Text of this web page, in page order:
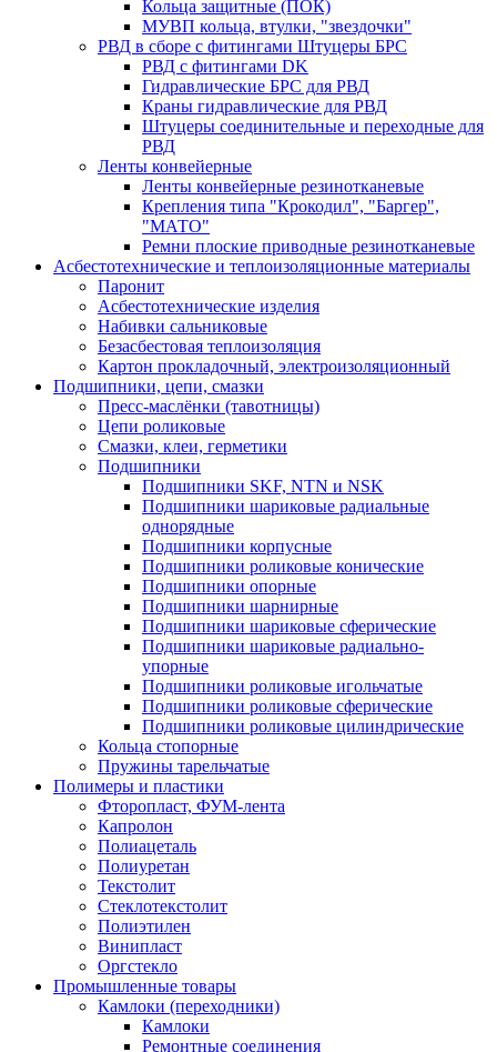
Кольца защитные (ПОК)
МУВП кольца, втулки, "звездочки"
РВД в сборе с фитингами Штуцеры БРС
РВД с фитингами DK
Гидравлические БРС для РВД
Краны гидравлические для РВД
Штуцеры соединительные и переходные для
РВД
Ленты конвейерные
Ленты конвейерные резинотканевые
Крепления типа "Крокодил", "Баргер",
"МАТО"
Ремни плоские приводные резинотканевые
Асбестотехнические и теплоизоляционные материалы
Паронит
Асбестотехнические изделия
Набивки сальниковые
Безасбестовая теплоизоляция
Картон прокладочный, электроизоляционный
Подшипники, цепи, смазки
Пресс-маслёнки (тавотницы)
Цепи роликовые
Смазки, клеи, герметики
Подшипники
Подшипники SKF, NTN и NSK
Подшипники шариковые радиальные
однорядные
Подшипники корпусные
Подшипники роликовые конические
Подшипники опорные
Подшипники шарнирные
Подшипники шариковые сферические
Подшипники шариковые радиально-
упорные
Подшипники роликовые игольчатые
Подшипники роликовые сферические
Подшипники роликовые цилиндрические
Кольца стопорные
Пружины тарельчатые
Полимеры и пластики
Фторопласт, ФУМ-лента
Капролон
Полиацеталь
Полиуретан
Текстолит
Стеклотекстолит
Полиэтилен
Винипласт
Оргстекло
Промышленные товары
Камлоки (переходники)
Камлоки
Ремонтные соединения